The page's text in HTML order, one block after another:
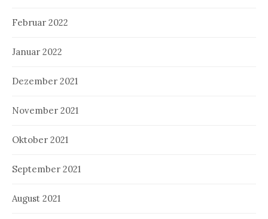
Februar 2022
Januar 2022
Dezember 2021
November 2021
Oktober 2021
September 2021
August 2021